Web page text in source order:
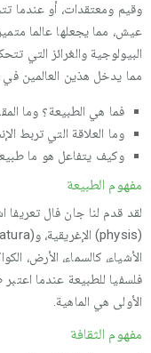
وقيم ومعتقدات، أو عندما
عيش، مما يجعلها عالما
البيولوجية والغرائز التي
مما يدخل هذين العالمين
فما هي الطبيعة؟ وما
وما العلاقة التي تربط
وكيف يتفاعل هو ما
مفهوم الطبيعة
لقد قدم لنا جان فال تعريفا
الأشياء، كالسماء، الأرض،
فلسفيا للطبيعة عندما
الأولى هي الماهية.
مفهوم الثقافة